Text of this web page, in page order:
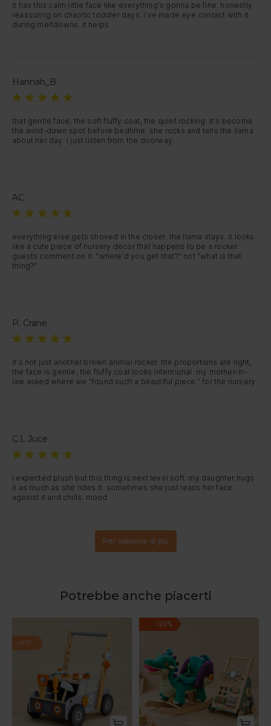
it has this calm little face like everything's gonna be fine. honestly
reassuring on chaotic toddler days. i've made eye contact with it
during meltdowns. it helps.
Hannah_B
that gentle face, the soft fluffy coat, the quiet rocking. it's become
the wind-down spot before bedtime. she rocks and tells the llama
about her day. i just listen from the doorway.
AC.
everything else gets shoved in the closet. the llama stays. it looks
like a cute piece of nursery decor that happens to be a rocker.
guests comment on it. "where'd you get that?" not "what is that
thing?"
P. Crane
it's not just another brown animal rocker. the proportions are right,
the face is gentle, the fluffy coat looks intentional. my mother-in-
law asked where we "found such a beautiful piece." for the nursery.
C.L.Juce
i expected plush but this thing is next level soft. my daughter hugs
it as much as she rides it. sometimes she just leans her face
against it and chills. mood.
Per saperne di più
Potrebbe anche piacerti
HOT
-30%